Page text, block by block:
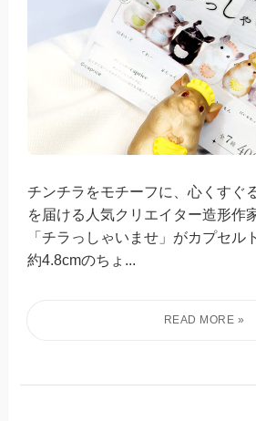
チンチラをモチーフに、心くすぐ
を届ける人気クリエイター造形作
「チラっしゃいませ」がカプセル
約4.8cmのちょ...